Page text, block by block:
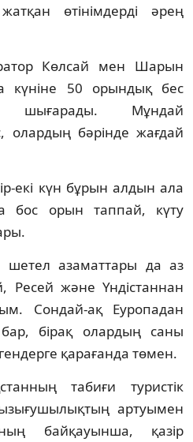
өтінімдерді әрең
Көлсай мен Шарын
күніне 50 орындық бес
шығарады. Мұндай
олардың бәрінде жағдай
екі күн бұрын алдын ала
бос орын таппай, күту
шетел азаматтары да аз
Ресей және Үндістаннан
Сондай-ақ Еуропадан
бірақ олардың саны
қарағанда төмен.
табиғи туристік
артуымен
байқауынша, қазір